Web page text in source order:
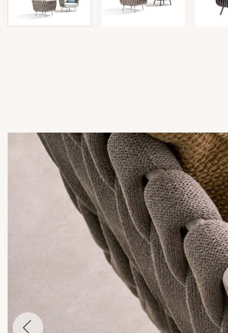
עבור
לתמונה